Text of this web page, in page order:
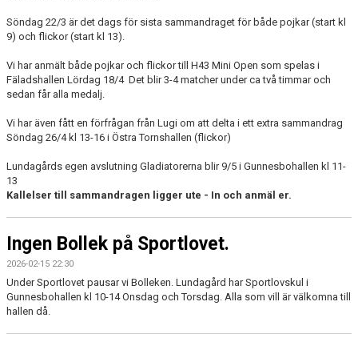
Söndag 22/3 är det dags för sista sammandraget för både pojkar (start kl
9) och flickor (start kl 13).
Vi har anmält både pojkar och flickor till H43 Mini Open som spelas i
Fäladshallen Lördag 18/4 Det blir 3-4 matcher under ca två timmar och
sedan får alla medalj.
Vi har även fått en förfrågan från Lugi om att delta i ett extra sammandrag
Söndag 26/4 kl 13-16 i Östra Tornshallen (flickor)
Lundagårds egen avslutning Gladiatorerna blir 9/5 i Gunnesbohallen kl 11-
13
Kallelser till sammandragen ligger ute - In och anmäl er.
Ingen Bollek på Sportlovet.
2026-02-15 22:30
Under Sportlovet pausar vi Bolleken. Lundagård har Sportlovskul i
Gunnesbohallen kl 10-14 Onsdag och Torsdag. Alla som vill är välkomna till
hallen då.